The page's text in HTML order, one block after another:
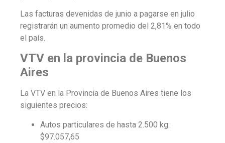
Las facturas devenidas de junio a pagarse en julio
registrarán un aumento promedio del 2,81% en todo
el país.
VTV en la provincia de Buenos
Aires
La VTV en la Provincia de Buenos Aires tiene los
siguientes precios:
Autos particulares de hasta 2.500 kg:
$97.057,65